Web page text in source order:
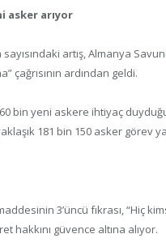
asker arıyor
artış, Almanya
çağrısının ardından geldi.
bin yeni askere ihtiyaç
181 bin 150 asker görev
3’üncü fıkrası, “Hiç
hakkını güvence altına alıyor.